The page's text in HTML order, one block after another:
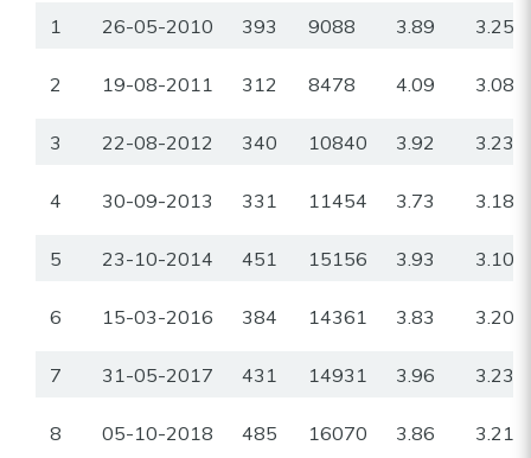
1 26-05-2010 393 9088 3.89 3.25
2 19-08-2011 312 8478 4.09 3.08
3 22-08-2012 340 10840 3.92 3.23
4 30-09-2013 331 11454 3.73 3.18
5 23-10-2014 451 15156 3.93 3.10
6 15-03-2016 384 14361 3.83 3.20
7 31-05-2017 431 14931 3.96 3.23
8 05-10-2018 485 16070 3.86 3.21